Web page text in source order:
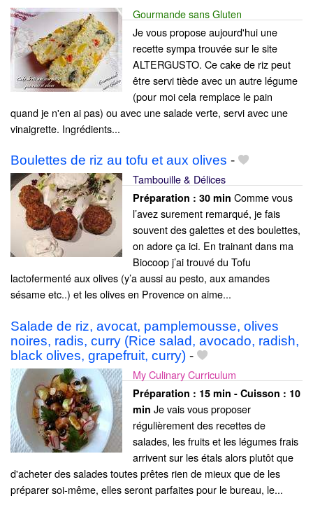
Gourmande sans Gluten
Je vous propose aujourd'hui une
recette sympa trouvée sur le site
ALTERGUSTO. Ce cake de riz peut
être servi tiède avec un autre légume
(pour moi cela remplace le pain
quand je n'en ai pas) ou avec une salade verte, servi avec une
vinaigrette. Ingrédients...
Boulettes de riz au tofu et aux olives -
Tambouille & Délices
Préparation : 30 min Comme vous
l’avez surement remarqué, je fais
souvent des galettes et des boulettes,
on adore ça ici. En trainant dans ma
Biocoop j’ai trouvé du Tofu
lactofermenté aux olives (y’a aussi au pesto, aux amandes
sésame etc..) et les olives en Provence on aime...
Salade de riz, avocat, pamplemousse, olives
noires, radis, curry (Rice salad, avocado, radish,
black olives, grapefruit, curry) -
My Culinary Curriculum
Préparation : 15 min - Cuisson : 10
min Je vais vous proposer
régulièrement des recettes de
salades, les fruits et les légumes frais
arrivent sur les étals alors plutôt que
d'acheter des salades toutes prêtes rien de mieux que de les
préparer soi-même, elles seront parfaites pour le bureau, le...